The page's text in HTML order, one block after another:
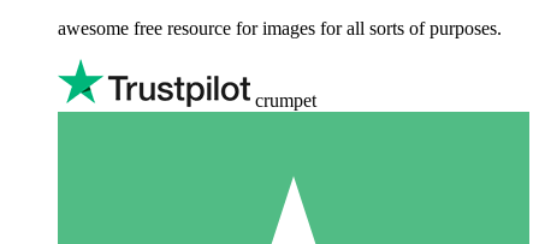
awesome free resource for images for all sorts of purposes.
crumpet